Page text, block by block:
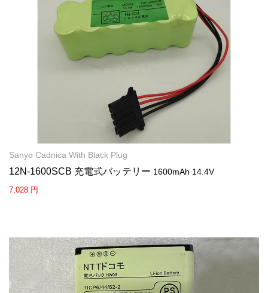
Sanyo Cadnica With Black Plug
12N-1600SCB 充電式バッテリー 1600mAh 14.4V
7,028 円